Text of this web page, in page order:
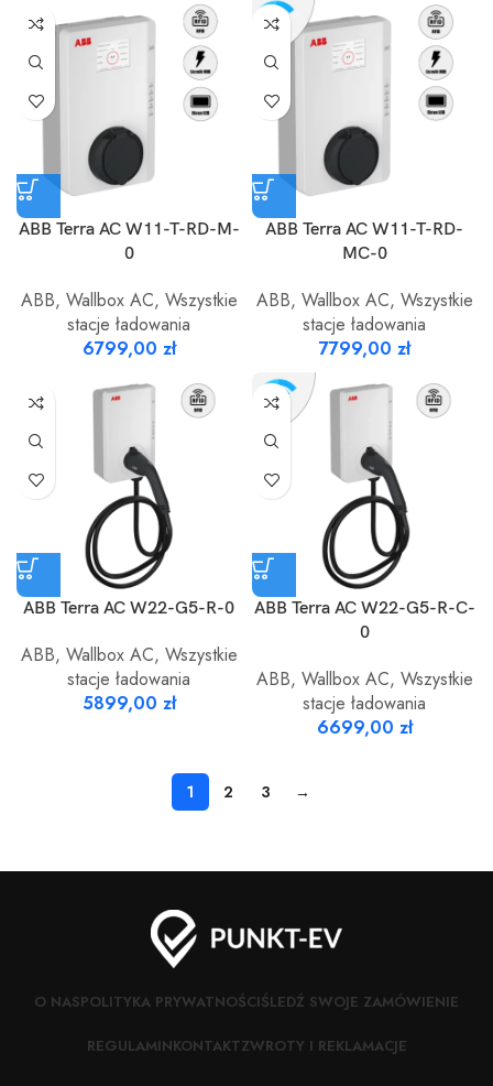
ABB Terra AC W11-T-RD-M-
0
ABB, Wallbox AC, Wszystkie
stacje ładowania
6799,00 zł
ABB Terra AC W11-T-RD-
MC-0
ABB, Wallbox AC, Wszystkie
stacje ładowania
7799,00 zł
ABB Terra AC W22-G5-R-0
ABB, Wallbox AC, Wszystkie
stacje ładowania
5899,00 zł
ABB Terra AC W22-G5-R-C-
0
ABB, Wallbox AC, Wszystkie
stacje ładowania
6699,00 zł
1 2 3 →
O NASPOLITYKA PRYWATNOŚCIŚLEDŹ SWOJE ZAMÓWIENIE
REGULAMINKONTAKTZWROTY I REKLAMACJE